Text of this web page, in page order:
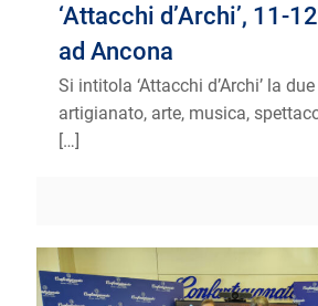
‘Attacchi d’Archi’, 11-
ad Ancona
Si intitola ‘Attacchi d’Archi’ la
artigianato, arte, musica,
[…]